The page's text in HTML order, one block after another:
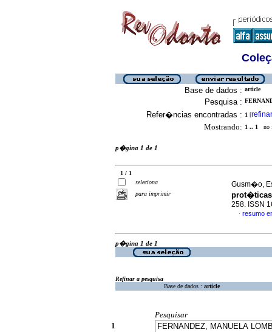
Base de dados : article
Pesquisa :
Refer�ncias encontradas : 1 [refinar
Mostrando: 1 .. 1 no
p�gina 1 de 1
1 / 1
seleciona
para imprimir
Gusm�o,
prot�ticas
258. ISSN
· resumo
p�gina 1 de 1
Refinar a pesquisa
Base de dados : article
Pesquisar
1